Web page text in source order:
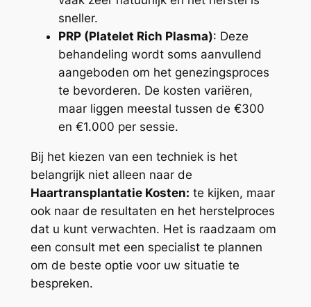
sneller.
PRP (Platelet Rich Plasma): Deze
behandeling wordt soms aanvullend
aangeboden om het genezingsproces
te bevorderen. De kosten variëren,
maar liggen meestal tussen de €300
en €1.000 per sessie.
Bij het kiezen van een techniek is het
belangrijk niet alleen naar de
Haartransplantatie Kosten: te kijken, maar
ook naar de resultaten en het herstelproces
dat u kunt verwachten. Het is raadzaam om
een consult met een specialist te plannen
om de beste optie voor uw situatie te
bespreken.